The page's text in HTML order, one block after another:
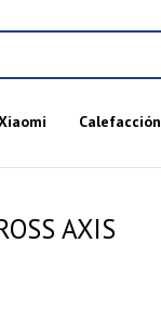
Calefacción
AXIS